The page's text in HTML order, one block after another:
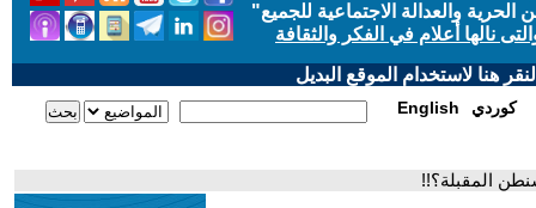
والعدالة الاجتماعية للجميع"
نالها أعلام في الفكر والثقافة
هنا لاستخدام الموقع البديل
English كوردي
المقبلة؟!!